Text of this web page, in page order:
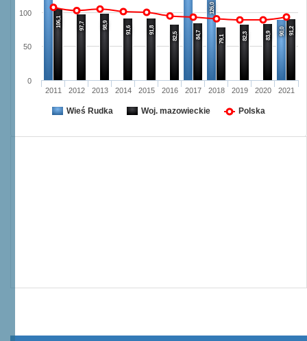
126,0
90,0
106,1 97,7 98,9 91,6 91,8
82,5 84,7 79,1 82,3 83,9 91,2
2011 2012 2013 2014 2015 2016 2017 2018 2019 2020 2021
0
50
100
Wieś Rudka Woj. mazowieckie Polska